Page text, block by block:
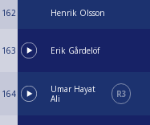
162 Henrik Olsson
163 Erik Gårdelöf
164
Umar Hayat
Ali
R3